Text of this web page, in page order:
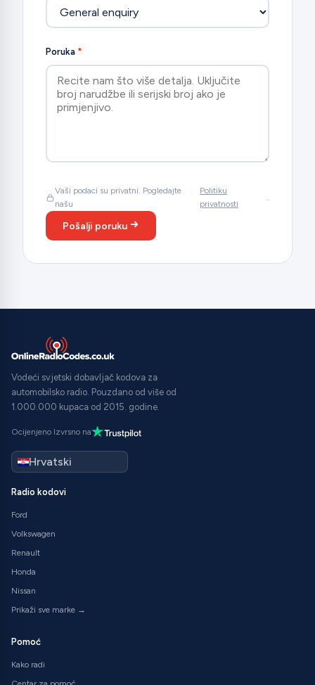
Poruka *
Vaši podaci su privatni. Pogledajte
našu
Politiku
privatnosti
Pošalji poruku
Vodeći svjetski dobavljač kodova za
automobilsko radio. Pouzdano od više od
1.000.000 kupaca od 2015. godine.
Ocijenjeno Izvrsno na
Radio kodovi
Ford
Volkswagen
Renault
Honda
Nissan
Prikaži sve marke →
Pomoć
Kako radi